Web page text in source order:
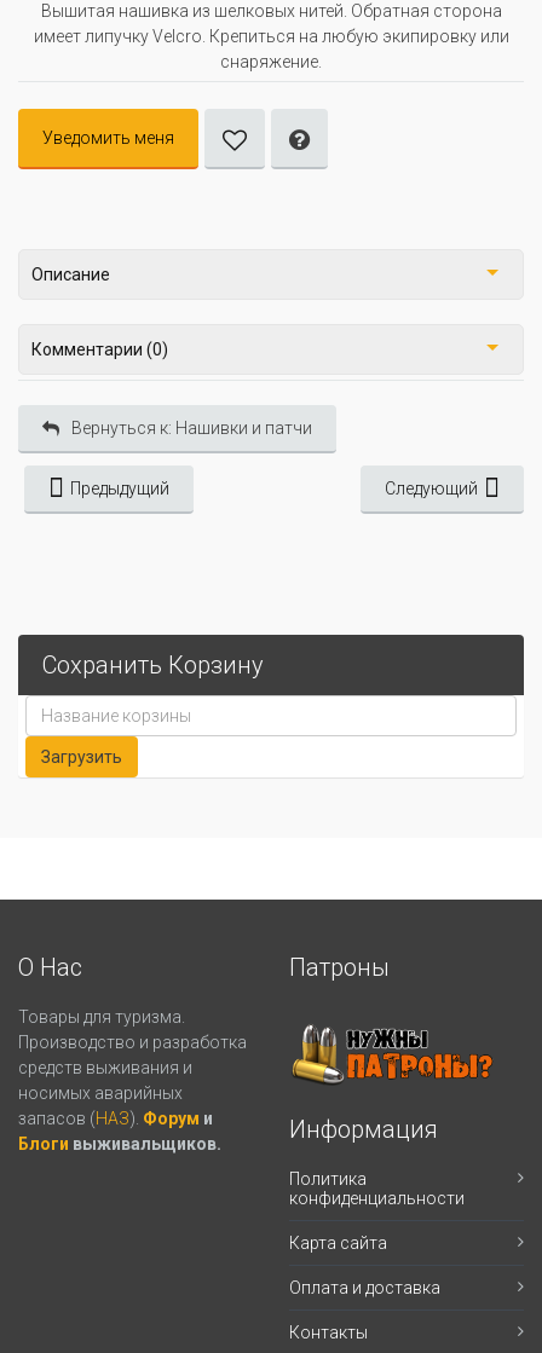
Вышитая нашивка из шелковых нитей. Обратная сторона
имеет липучку Velcro. Крепиться на любую экипировку или
снаряжение.
Уведомить меня
Описание
Комментарии (0)
Вернуться к: Нашивки и патчи
Предыдущий Следующий
Сохранить Корзину
О Нас
Товары для туризма.
Производство и разработка
средств выживания и
носимых аварийных
запасов (НАЗ). Форум и
Блоги выживальщиков.
Патроны
Информация
Политика
конфиденциальности
Карта сайта
Оплата и доставка
Контакты